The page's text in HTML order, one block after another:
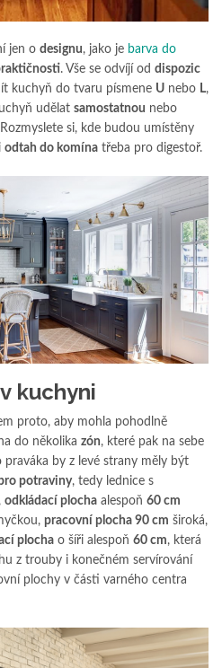
jen o designu, jako je barva do
. Vše se odvíjí od dispozic
kuchyň do tvaru písmene U nebo L,
udělat samostatnou nebo
si, kde budou umístěny
odtah do komína třeba pro digestoř.
kuchyni
proto, aby mohla pohodlně
do několika zón, které pak na sebe
praváka by z levé strany měly být
potraviny, tedy lednice s
odkládací plocha alespoň 60 cm
pracovní plocha 90 cm široká,
plocha o šíři alespoň 60 cm, která
z trouby i konečném servírování
plochy v části varného centra